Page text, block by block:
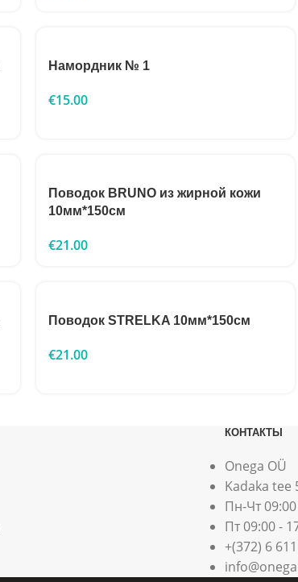
Намордник № 1
€15.00
Поводок BRUNO из жирной кожи
10мм*150см
€21.00
Поводок STRELKA 10мм*150см
€21.00
КОНТАКТЫ
Onega OÜ
Kadaka tee
Пн-Чт
Пт 09:00 -
+(372) 6